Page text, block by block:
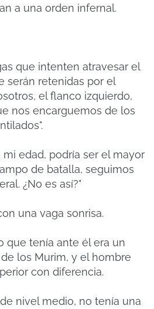
a una orden infernal.
que intenten atravesar el
serán retenidas por el
el flanco izquierdo,
nos encarguemos de los
mi edad, podría ser el mayor
de batalla, seguimos
¿No es así?"
una vaga sonrisa.
que tenía ante él era un
los Murim, y el hombre
con diferencia.
nivel medio, no tenía una